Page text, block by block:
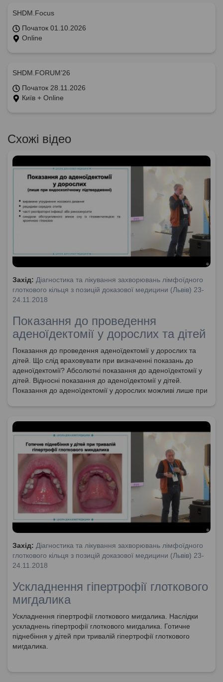
SHDM.Focus
Початок 01.10.2026
Online
SHDM.FORUM’26
Початок 28.11.2026
Київ + Online
Схожі відео
Захід: Діагностика та лікування захворювань лімфоїдного
глоткового кільця з позицій доказової медицини (Львів) 23-
24.11.2018
Показання до проведення
аденоїдектомії у дорослих та дітей
Показання до проведення аденоїдектомії у дорослих та
дітей. Що слід враховувати при визначенні показань до
аденоїдектомії? Абсолютні показання до аденоїдектомії у
дітей. Відносні показання до аденоїдектомії у дітей.
Показання до аденоїдектомії у дорослих можливі лише при
Захід: Діагностика та лікування захворювань лімфоїдного
глоткового кільця з позицій доказової медицини (Львів) 23-
24.11.2018
Ускладнення гіпертрофії глоткового
мигдалика
Ускладнення гіпертрофії глоткового мигдалика. Наслідки
ускладнень гіпертрофії глоткового мигдалика. Готичне
піднебіння у дітей при тривалій гіпертрофії глоткового
мигдалика.